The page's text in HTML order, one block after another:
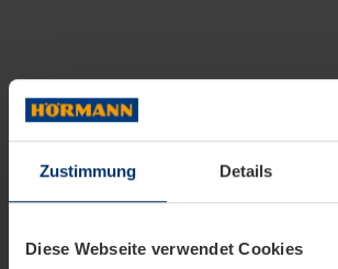
Zustimmung Details
Diese Webseite verwendet Cookies